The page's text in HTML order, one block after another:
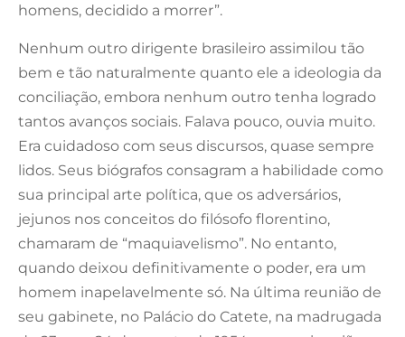
homens, decidido a morrer”.
Nenhum outro dirigente brasileiro assimilou tão
bem e tão naturalmente quanto ele a ideologia da
conciliação, embora nenhum outro tenha logrado
tantos avanços sociais. Falava pouco, ouvia muito.
Era cuidadoso com seus discursos, quase sempre
lidos. Seus biógrafos consagram a habilidade como
sua principal arte política, que os adversários,
jejunos nos conceitos do filósofo florentino,
chamaram de “maquiavelismo”. No entanto,
quando deixou definitivamente o poder, era um
homem inapelavelmente só. Na última reunião de
seu gabinete, no Palácio do Catete, na madrugada